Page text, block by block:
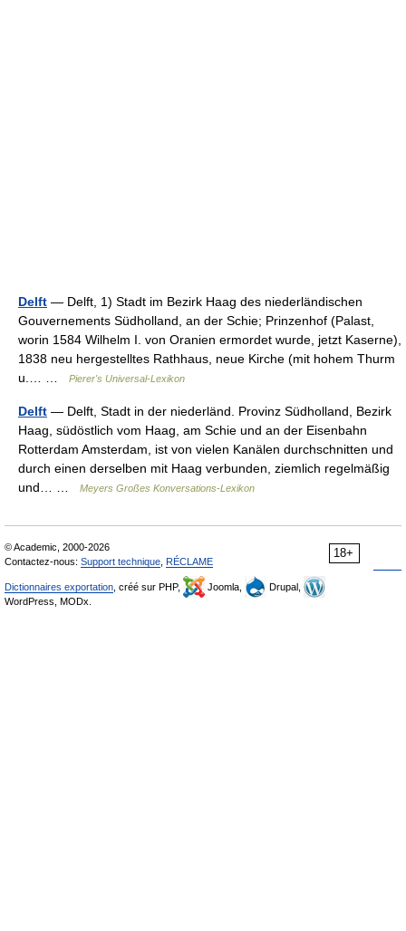
Delft — Delft, 1) Stadt im Bezirk Haag des niederländischen
Gouvernements Südholland, an der Schie; Prinzenhof (Palast,
worin 1584 Wilhelm I. von Oranien ermordet wurde, jetzt Kaserne),
1838 neu hergestelltes Rathhaus, neue Kirche (mit hohem Thurm
u.… …
Pierer's Universal-Lexikon
Delft — Delft, Stadt in der niederländ. Provinz Südholland, Bezirk
Haag, südöstlich vom Haag, am Schie und an der Eisenbahn
Rotterdam Amsterdam, ist von vielen Kanälen durchschnitten und
durch einen derselben mit Haag verbunden, ziemlich regelmäßig
und… …
Meyers Großes Konversations-Lexikon
18+
© Academic, 2000-2026
Contactez-nous: Support technique RÉCLAME
Dictionnaires exportation , créé sur PHP, Joomla,
Drupal,
WordPress, MODx.